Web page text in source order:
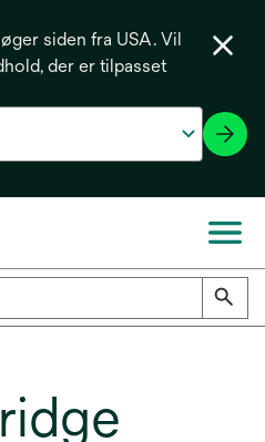
siden fra USA. Vil
der er tilpasset